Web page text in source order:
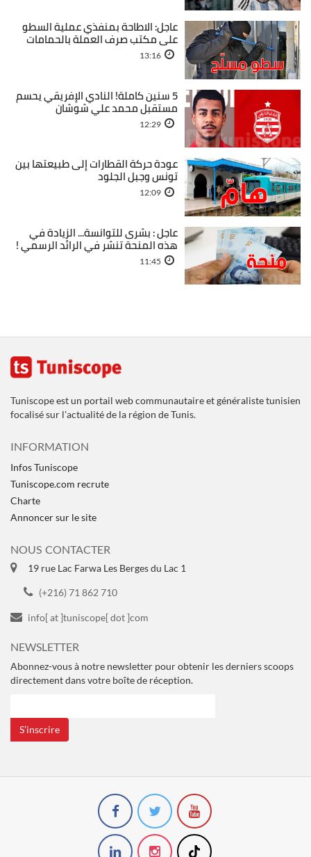
عاجل: الاطاحة بمنفذي عملية السطو
على مكتب صرف العملة بالحمامات
13:16
5 سنين كاملة! النادي الإفريقي يحسم
مستقبل محمد علي شوشان
12:29
عودة حركة القطارات إلى طبيعتها بين
تونس وجبل الجلود
12:09
عاجل : بشرى للتوانسة... الزيادة في
هذه المنحة تنشر في الرائد الرسمي !
11:45
Tuniscope est un portail web communautaire et généraliste tunisien
focalisé sur l'actualité de la région de Tunis.
INFORMATION
Infos Tuniscope
Tuniscope.com recrute
Charte
Annoncer sur le site
NOUS CONTACTER
19 rue Lac Farwa Les Berges du Lac 1
(+216) 71 862 710
info[ at ]tuniscope[ dot ]com
NEWSLETTER
Abonnez-vous à notre newsletter pour obtenir les derniers scoops
directement dans votre boîte de réception.
S’inscrire